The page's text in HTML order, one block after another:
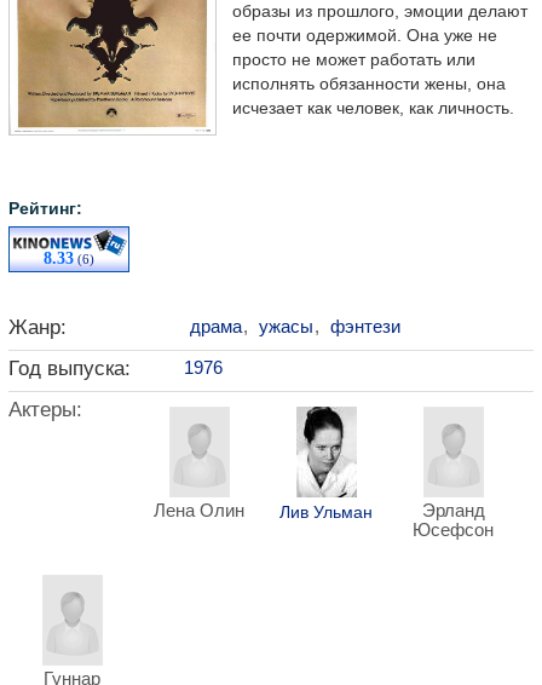
Рейтинг:
8.33 (6)
образы из прошлого, эмоции делают
ее почти одержимой. Она уже не
просто не может работать или
исполнять обязанности жены, она
исчезает как человек, как личность.
Жанр: драма, ужасы, фэнтези
Год выпуска: 1976
Актеры:
Лена Олин Лив Ульман
Эрланд
Юсефсон
Гуннар